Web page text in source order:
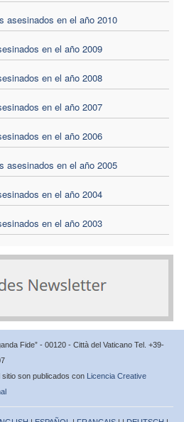
asesinados en el año 2010
en el año 2009
en el año 2008
en el año 2007
en el año 2006
asesinados en el año 2005
en el año 2004
en el año 2003
Fide” - 00120 - Città del Vaticano Tel. +39-
son publicados con Licencia Creative